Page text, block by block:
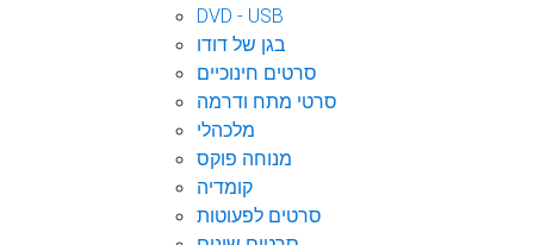
DVD - USB
בגן של דודו
סרטים חינוכיים
סרטי מתח ודרמה
מלכהלי
מנוחה פוקס
קומדיה
סרטים לפעוטות